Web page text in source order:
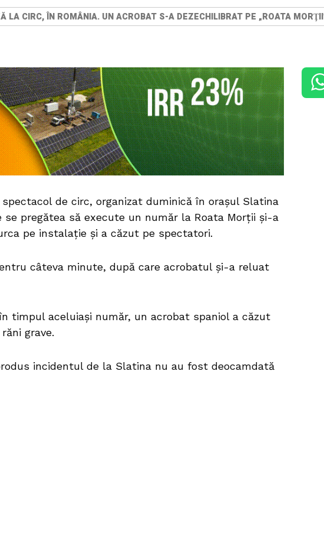
LA CIRC, ÎN ROMÂNIA. UN ACROBAT S-A DEZECHILIBRAT PE „ROATA
de circ, organizat duminică în orașul Slatina
se pregătea să execute un număr la Roata Morții și-a
pe instalație și a căzut pe spectatori.
câteva minute, după care acrobatul și-a reluat
timpul aceluiași număr, un acrobat spaniol a căzut
grave.
incidentul de la Slatina nu au fost deocamdată